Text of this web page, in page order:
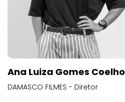
Ana Luiza Gomes Coelho
DAMASCO FILMES - Diretor